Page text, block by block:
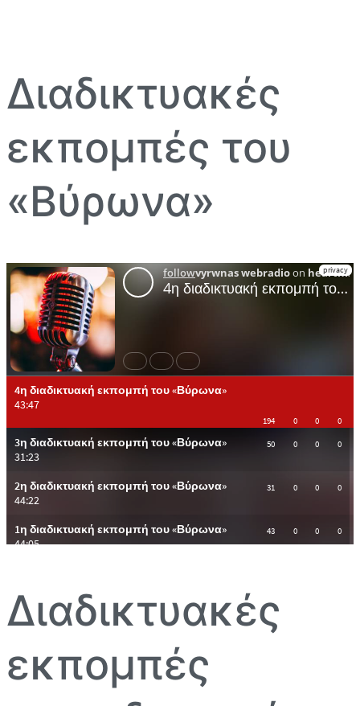
Διαδικτυακές
εκπομπές του
«Βύρωνα»
Διαδικτυακές
εκπομπές